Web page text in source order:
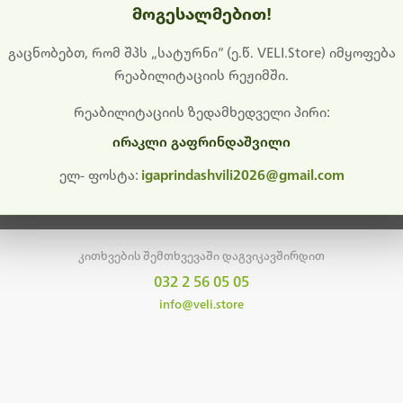
გიხდით შეფერხებისთვის. ამჟამად მიმდინარეობს
განახლება და ტექნიკური სამუშაოები.
მალე ისევ ხელმისაწვდომი იქნება. გმადლობთ მოთმინებისთვის!
მთავარ გვერდზე დაბრუნება
კითხვების შემთხვევაში დაგვიკავშირდით
032 2 56 05 05
info@veli.store
მოგესალმებით!
გაცნობებთ, რომ შპს „სატურნი“ (ე.წ. VELI.Store) იმყოფება
რეაბილიტაციის რეჟიმში.
რეაბილიტაციის ზედამხედველი პირი:
ირაკლი გაფრინდაშვილი
ელ- ფოსტა: igaprindashvili2026@gmail.com